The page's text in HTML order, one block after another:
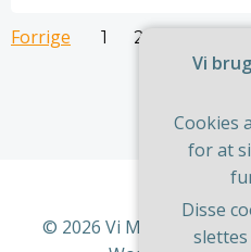
Navigation
Forrige
indlæg
Side
1 Side
2
© 2026 Vi Med Hus Og
Vi
Cookies
for at
Disse